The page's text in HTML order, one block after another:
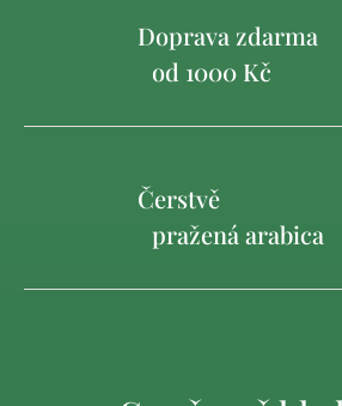
Doprava zdarma
od 1000 Kč
Čerstvě
pražená arabica